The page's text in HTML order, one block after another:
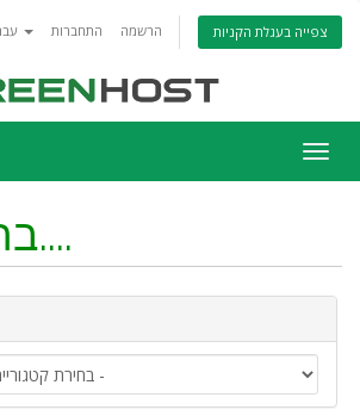
התחברות הרשמה צפייה בעגלת הקניות
ניווט
בחרו דומיין....